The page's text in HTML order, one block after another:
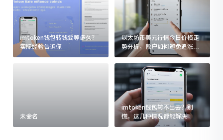
imtoken钱包转钱要等多久？
实际经验告诉你
以太坊币美元行情今日价格走
势分析，散户如何避免追涨杀
跌被套牢
未命名
imtoken钱包转不出去？别
慌，这几种情况都能解决